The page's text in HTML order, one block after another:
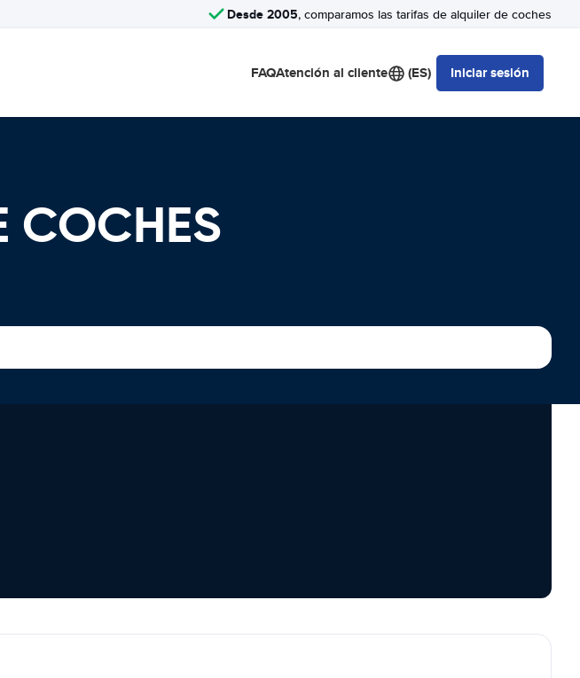
Desde 2005, comparamos las tarifas de alquiler de coches
FAQAtención al cliente (ES) Iniciar sesión
COCHES